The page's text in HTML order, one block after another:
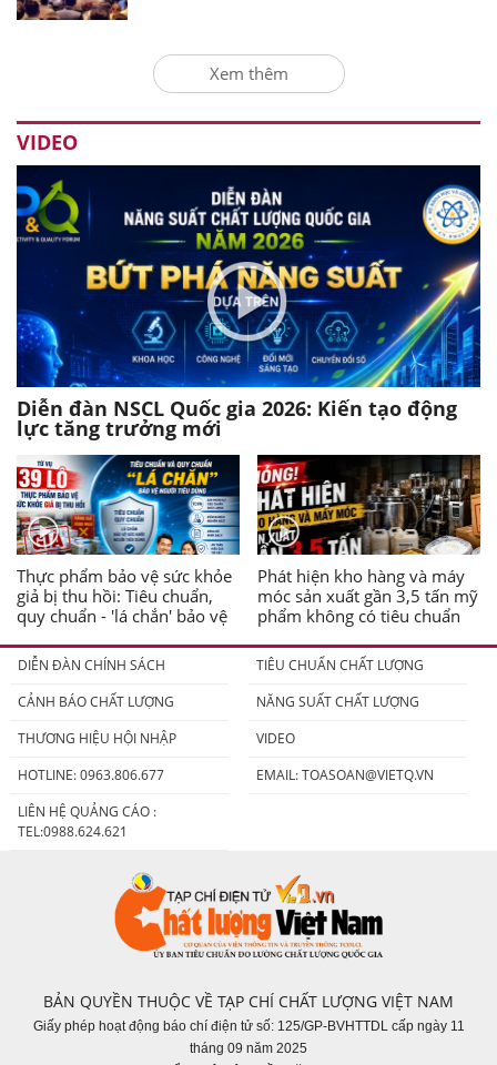
Xem thêm
VIDEO
Diễn đàn NSCL Quốc gia 2026: Kiến tạo động
lực tăng trưởng mới
Thực phẩm bảo vệ sức khỏe
giả bị thu hồi: Tiêu chuẩn,
quy chuẩn - 'lá chắn' bảo vệ
Phát hiện kho hàng và máy
móc sản xuất gần 3,5 tấn mỹ
phẩm không có tiêu chuẩn
DIỄN ĐÀN CHÍNH SÁCH
TIÊU CHUẨN CHẤT LƯỢNG
CẢNH BÁO CHẤT LƯỢNG
NĂNG SUẤT CHẤT LƯỢNG
THƯƠNG HIỆU HỘI NHẬP
VIDEO
HOTLINE: 0963.806.677
EMAIL:TOASOAN@VIETQ.VN
LIÊN HỆ QUẢNG CÁO :
TEL:0988.624.621
BẢN QUYỀN THUỘC VỀ TẠP CHÍ CHẤT LƯỢNG VIỆT NAM
Giấy phép hoạt động báo chí điện tử số: 125/GP-BVHTTDL cấp ngày 11
tháng 09 năm 2025